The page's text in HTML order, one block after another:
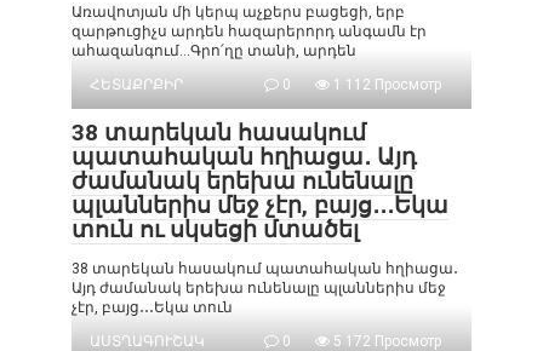
Առավոտյան մի կերպ աչքերս բացեցի, երբ
զարթուցիչս արդեն հազարերորդ անգամն էր
ահազանգում…Գրո՛ղը տանի, արդեն
ՀԵՏԱՔՐՔԻՐ
0 1 112 Просмотр
38 տարեկան հասակում
պատահական հղիացա․ Այդ
ժամանակ երեխա ունենալը
պլաններիս մեջ չէր, բայց․․․Եկա
տուն ու սկսեցի մտածել
38 տարեկան հասակում պատահական հղիացա․
Այդ ժամանակ երեխա ունենալը պլաններիս մեջ
չէր, բայց․․․Եկա տուն
ԱՍՏՂԱԳՈՒՇԱԿ
0 5 172 Просмотр